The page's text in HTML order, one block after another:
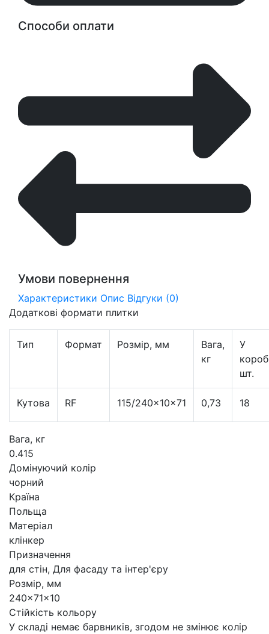
Способи оплати
Умови повернення
Характеристики Опис Відгуки (0)
Додаткові формати плитки
Тип Формат Розмір, мм
Вага,
кг
У
шт.
Кутова RF 115/240×10×71 0,73 18
Вага, кг
0.415
Домінуючий колір
чорний
Країна
Польща
Матеріал
клінкер
Призначення
для стін, Для фасаду та інтер'єру
Розмір, мм
240x71x10
Стійкість кольору
У складі немає барвників, згодом не змінює колір